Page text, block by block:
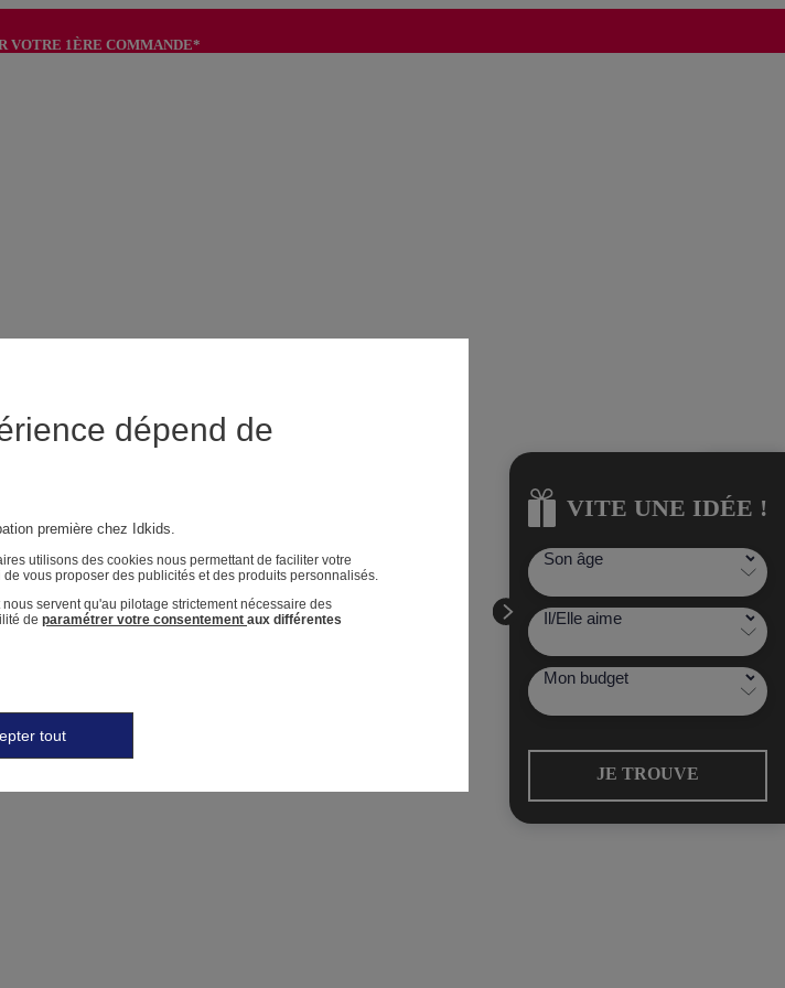
VOTRE 1ÈRE COMMANDE*
VITE UNE IDÉE !
VITE UNE IDÉE !
JE TROUVE
dépend de
première chez Idkids.
utilisons des cookies nous permettant de faciliter votre
vous proposer des publicités et des produits personnalisés.
servent qu'au pilotage strictement nécessaire des
de paramétrer votre consentement aux différentes
tout